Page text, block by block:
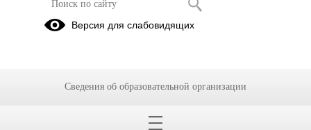
Информация
Государственные
муниципальные
регистрации,
Версия для слабовидящих
Сведения об образовательной организации